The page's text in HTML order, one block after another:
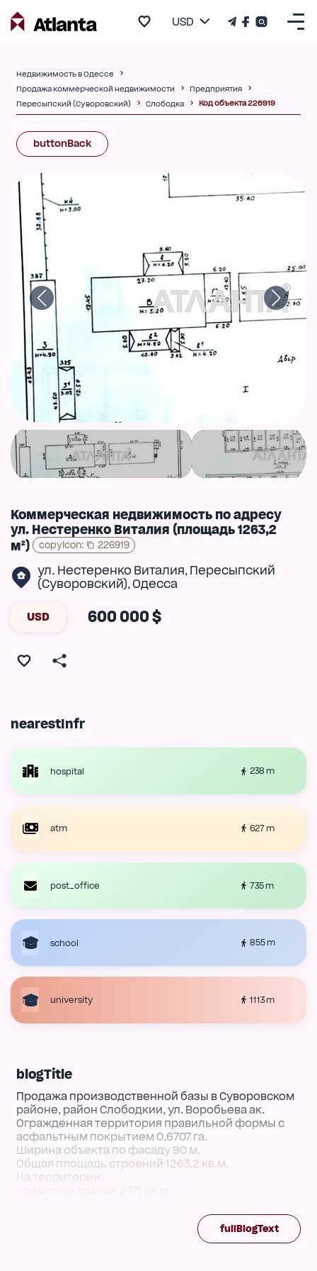
USD
Недвижимость в Одессе
Продажа коммерческой недвижимости
Предприятия
Пересыпский (Суворовский)
Слободка Код объекта 226919
buttonBack
Коммерческая недвижимость по адресу
ул. Нестеренко Виталия (площадь 1263,2
м²)
copyIcon: 226919
ул. Нестеренко Виталия, Пересыпский
(Суворовский),Одесса
USD 600 000 $
nearestInfr
hospital 238 m
atm 627 m
post_office 735 m
school 855 m
university 1113 m
blogTitle
Продажа производственной базы в Суворовском
районе, район Слободкии, ул. Воробьева ак.
Огражденная территория правильной формы с
асфальтным покрытием 0,6707 га.
Ширина объекта по фасаду 90 м.
Общая площадь строений 1263,2 кв.м.
На территории:
- производственные цеха 285,3 кв.м. с высотой
потолков 5 м, 220,2 кв.м. с высотой потолков 3,8 м;
fullBlogText